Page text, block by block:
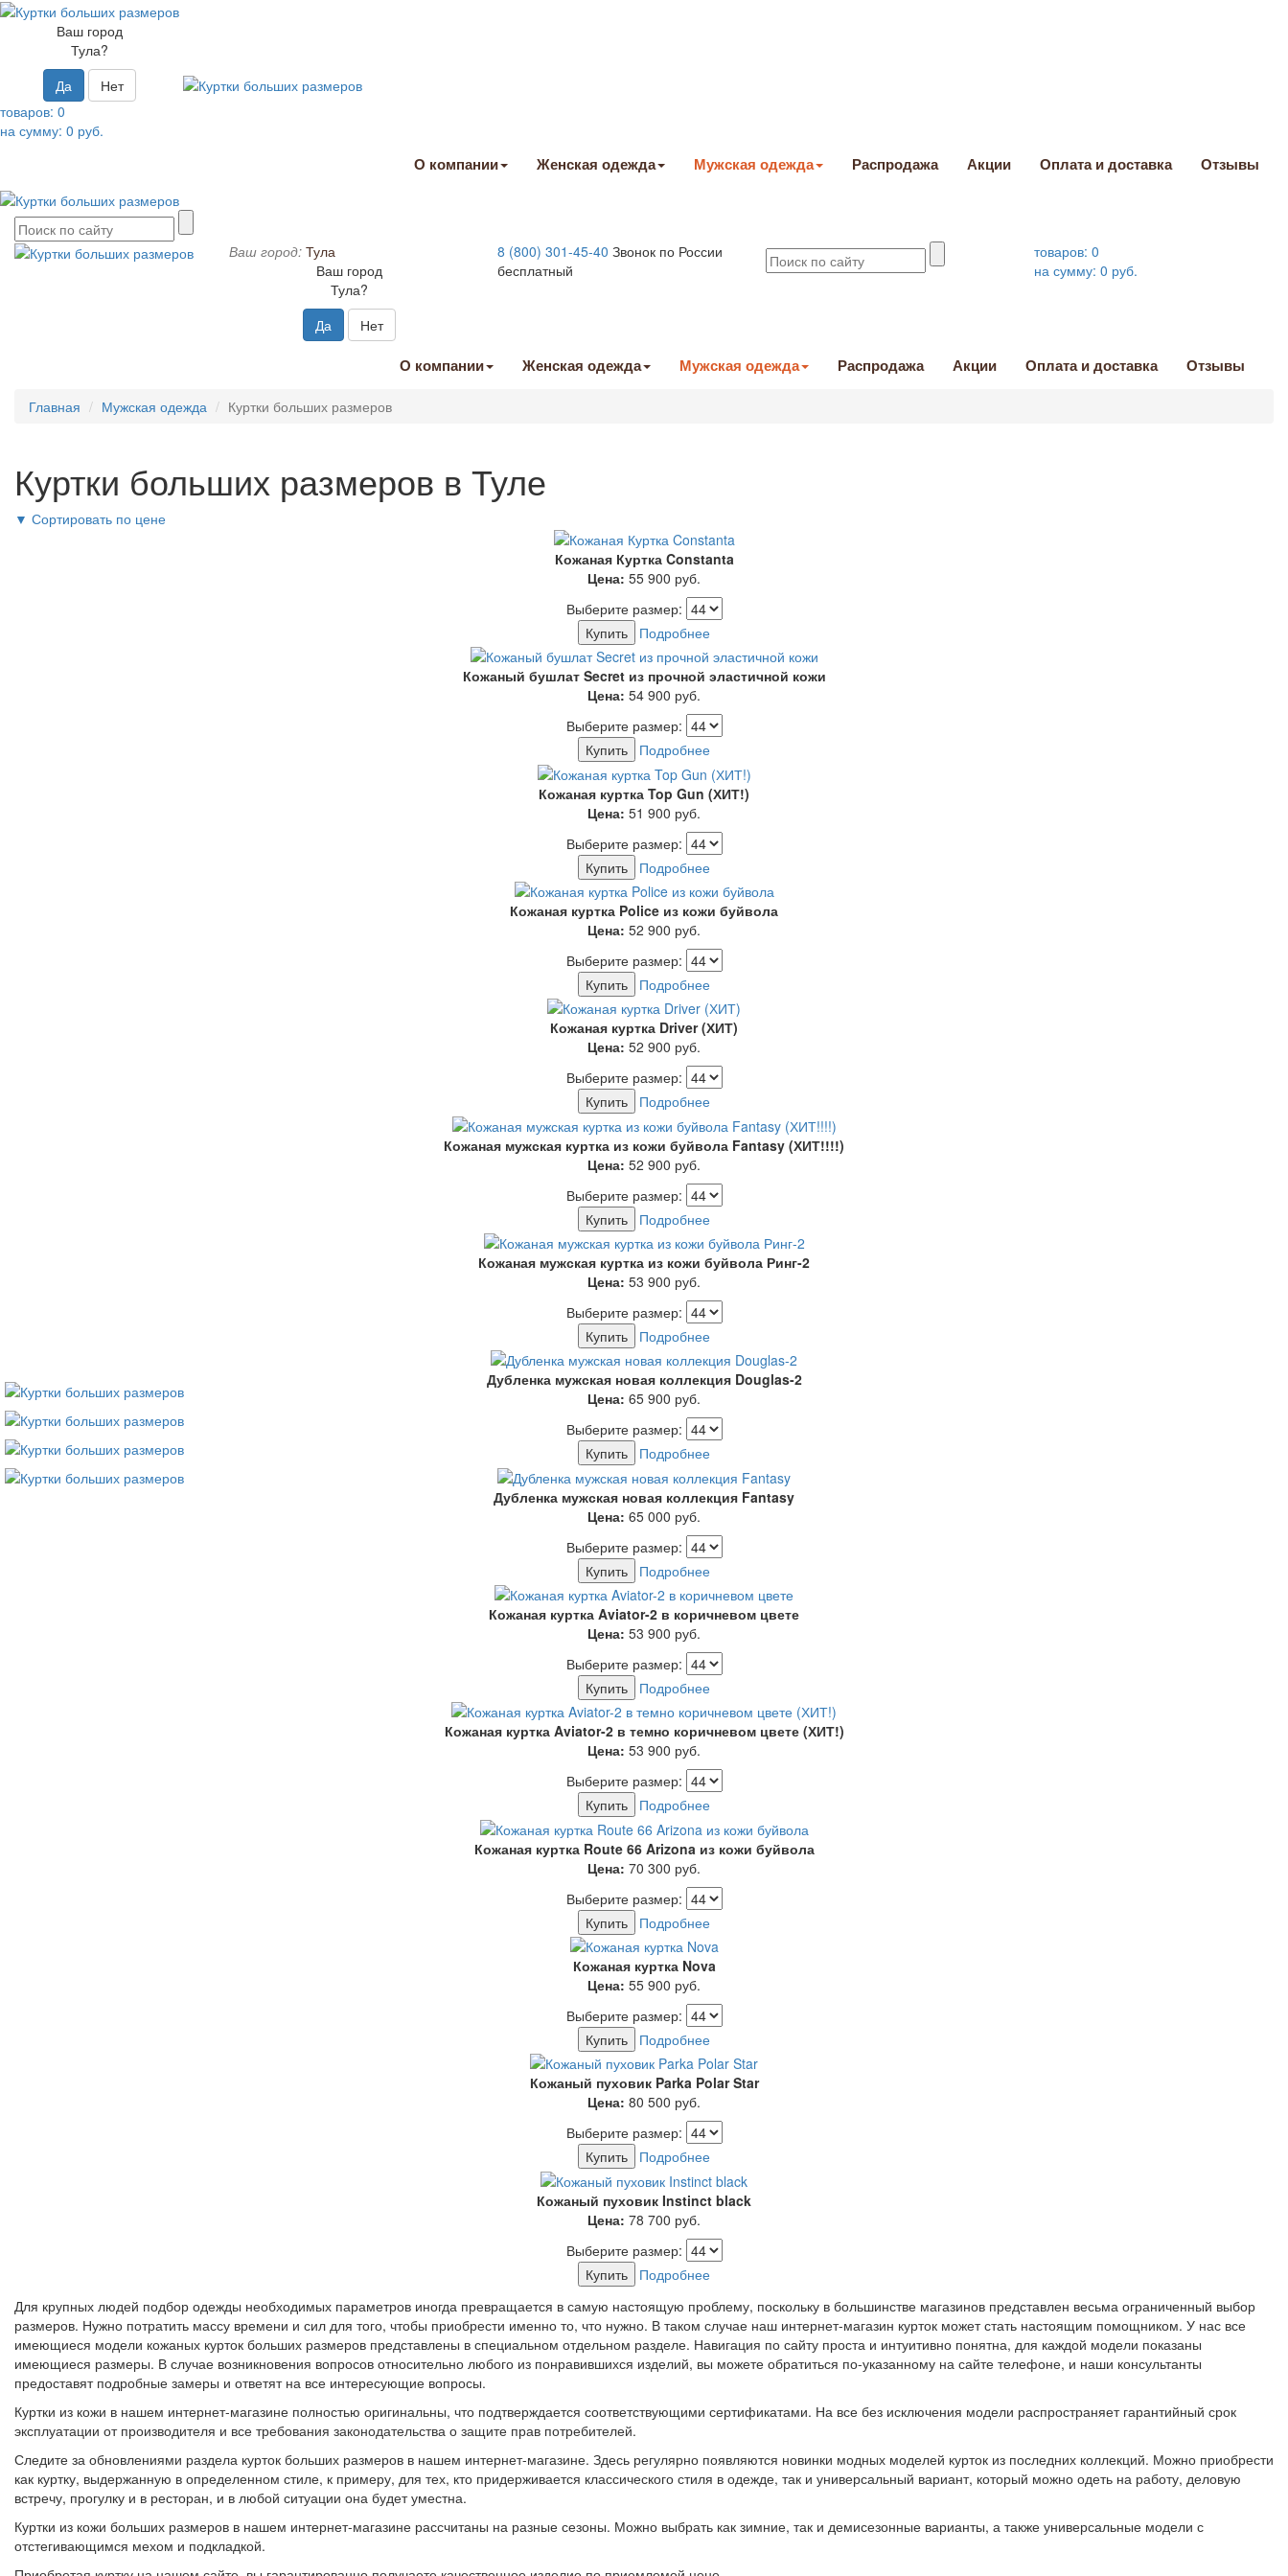
Ваш город
Тула?
Да
Нет
товаров: 0
на сумму: 0 руб.
О компании Женская одежда Мужская одежда Распродажа Акции Оплата и доставка Отзывы
Ваш город: Тула
Ваш город
Тула?
Да
Нет
8 (800) 301-45-40 Звонок по России
бесплатный
товаров: 0
на сумму: 0 руб.
О компании Женская одежда Мужская одежда Распродажа Акции Оплата и доставка Отзывы
Главная Мужская одежда Куртки больших размеров
Куртки больших размеров в Туле
▼ Сортировать по цене
Кожаная Куртка Constanta
Цена: 55 900 руб.
Выберите размер:
Купить
Подробнее
Кожаный бушлат Secret из прочной эластичной кожи
Цена: 54 900 руб.
Выберите размер:
Купить
Подробнее
Кожаная куртка Top Gun (ХИТ!)
Цена: 51 900 руб.
Выберите размер:
Купить
Подробнее
Кожаная куртка Police из кожи буйвола
Цена: 52 900 руб.
Выберите размер:
Купить
Подробнее
Кожаная куртка Driver (ХИТ)
Цена: 52 900 руб.
Выберите размер:
Купить
Подробнее
Кожаная мужская куртка из кожи буйвола Fantasy (ХИТ!!!!)
Цена: 52 900 руб.
Выберите размер:
Купить
Подробнее
Кожаная мужская куртка из кожи буйвола Ринг-2
Цена: 53 900 руб.
Выберите размер:
Купить
Подробнее
Дубленка мужская новая коллекция Douglas-2
Цена: 65 900 руб.
Выберите размер:
Купить
Подробнее
Дубленка мужская новая коллекция Fantasy
Цена: 65 000 руб.
Выберите размер:
Купить
Подробнее
Кожаная куртка Aviator-2 в коричневом цвете
Цена: 53 900 руб.
Выберите размер:
Купить
Подробнее
Кожаная куртка Aviator-2 в темно коричневом цвете (ХИТ!)
Цена: 53 900 руб.
Выберите размер:
Купить
Подробнее
Кожаная куртка Route 66 Arizona из кожи буйвола
Цена: 70 300 руб.
Выберите размер:
Купить
Подробнее
Кожаная куртка Nova
Цена: 55 900 руб.
Выберите размер:
Купить
Подробнее
Кожаный пуховик Parka Polar Star
Цена: 80 500 руб.
Выберите размер:
Купить
Подробнее
Кожаный пуховик Instinct black
Цена: 78 700 руб.
Выберите размер:
Купить
Подробнее
Для крупных людей подбор одежды необходимых параметров иногда превращается в самую настоящую проблему, поскольку в большинстве магазинов представлен весьма ограниченный выбор
размеров. Нужно потратить массу времени и сил для того, чтобы приобрести именно то, что нужно. В таком случае наш интернет-магазин курток может стать настоящим помощником. У нас все
имеющиеся модели кожаных курток больших размеров представлены в специальном отдельном разделе. Навигация по сайту проста и интуитивно понятна, для каждой модели показаны
имеющиеся размеры. В случае возникновения вопросов относительно любого из понравившихся изделий, вы можете обратиться по-указанному на сайте телефоне, и наши консультанты
предоставят подробные замеры и ответят на все интересующие вопросы.
Куртки из кожи в нашем интернет-магазине полностью оригинальны, что подтверждается соответствующими сертификатами. На все без исключения модели распространяет гарантийный срок
эксплуатации от производителя и все требования законодательства о защите прав потребителей.
Следите за обновлениями раздела курток больших размеров в нашем интернет-магазине. Здесь регулярно появляются новинки модных моделей курток из последних коллекций. Можно приобрести
как куртку, выдержанную в определенном стиле, к примеру, для тех, кто придерживается классического стиля в одежде, так и универсальный вариант, который можно одеть на работу, деловую
встречу, прогулку и в ресторан, и в любой ситуации она будет уместна.
Куртки из кожи больших размеров в нашем интернет-магазине рассчитаны на разные сезоны. Можно выбрать как зимние, так и демисезонные варианты, а также универсальные модели с
отстегивающимся мехом и подкладкой.